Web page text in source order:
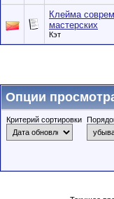
Клейма
мастерских
Кэт
Опции
Критерий сортировки